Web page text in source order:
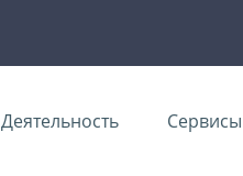
Деятельность Сервисы